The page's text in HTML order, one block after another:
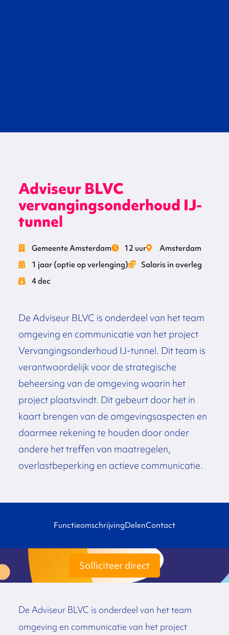
Adviseur BLVC
vervangingsonderhoud IJ-
tunnel
Gemeente Amsterdam 12 uur
Amsterdam
1 jaar (optie op verlenging)
Salaris in overleg
4 dec
De Adviseur BLVC is onderdeel van het team
omgeving en communicatie van het project
Vervangingsonderhoud IJ-tunnel. Dit team is
verantwoordelijk voor de strategische
beheersing van de omgeving waarin het
project plaatsvindt. Dit gebeurt door het in
kaart brengen van de omgevingsaspecten en
daarmee rekening te houden door onder
andere het treffen van maatregelen,
overlastbeperking en actieve communicatie.
FunctieomschrijvingDelenContact
Solliciteer direct
De Adviseur BLVC is onderdeel van het team
omgeving en communicatie van het project